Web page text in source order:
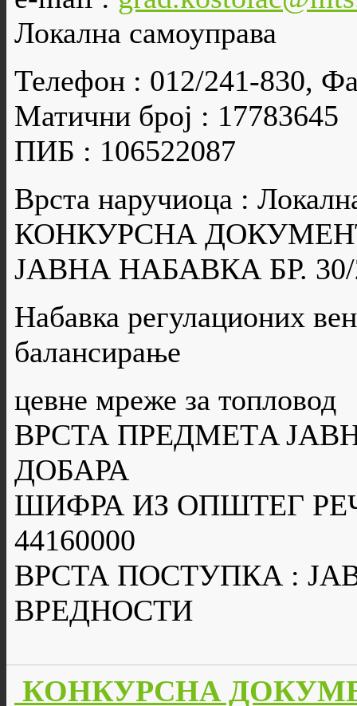
Локална самоуправа
Телефон : 012/241-830,
Матични број : 17783645
ПИБ : 106522087
Врста наручиоца :
КОНКУРСНА
ЈАВНА НАБАВКА БР. 30/
Набавка регулационих
балансирање
цевне мреже за топловод
ВРСТА ПРЕДМЕТA
ДОБАРА
ШИФРА ИЗ ОПШТЕГ
44160000
ВРСТА ПОСТУПКА :
ВРЕДНОСТИ
КОНКУРСНА